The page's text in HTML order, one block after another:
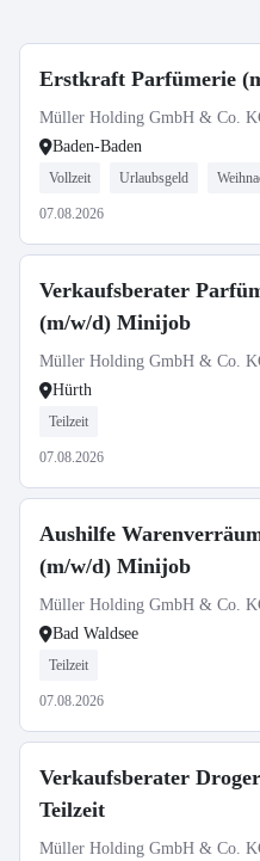
Erstkraft Parfümerie
Müller Holding GmbH & Co.
Baden-Baden
Vollzeit Urlaubsgeld
07.08.2026
Verkaufsberater
(m/w/d) Minijob
Müller Holding GmbH & Co.
Hürth
Teilzeit
07.08.2026
Aushilfe
(m/w/d) Minijob
Müller Holding GmbH & Co.
Bad Waldsee
Teilzeit
07.08.2026
Verkaufsberater
Teilzeit
Müller Holding GmbH & Co.